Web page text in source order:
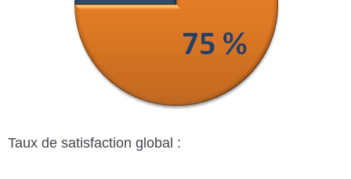
Taux de satisfaction global :